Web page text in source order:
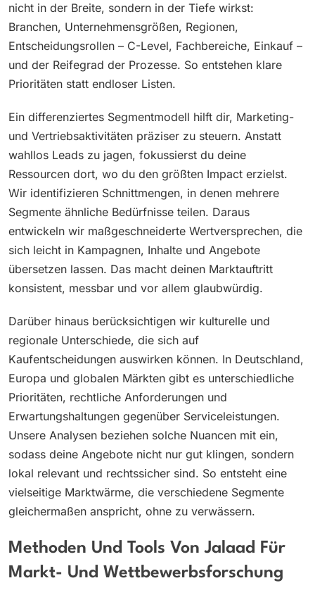
nicht in der Breite, sondern in der Tiefe wirkst:
Branchen, Unternehmensgrößen, Regionen,
Entscheidungsrollen – C-Level, Fachbereiche, Einkauf –
und der Reifegrad der Prozesse. So entstehen klare
Prioritäten statt endloser Listen.
Ein differenziertes Segmentmodell hilft dir, Marketing-
und Vertriebsaktivitäten präziser zu steuern. Anstatt
wahllos Leads zu jagen, fokussierst du deine
Ressourcen dort, wo du den größten Impact erzielst.
Wir identifizieren Schnittmengen, in denen mehrere
Segmente ähnliche Bedürfnisse teilen. Daraus
entwickeln wir maßgeschneiderte Wertversprechen, die
sich leicht in Kampagnen, Inhalte und Angebote
übersetzen lassen. Das macht deinen Marktauftritt
konsistent, messbar und vor allem glaubwürdig.
Darüber hinaus berücksichtigen wir kulturelle und
regionale Unterschiede, die sich auf
Kaufentscheidungen auswirken können. In Deutschland,
Europa und globalen Märkten gibt es unterschiedliche
Prioritäten, rechtliche Anforderungen und
Erwartungshaltungen gegenüber Serviceleistungen.
Unsere Analysen beziehen solche Nuancen mit ein,
sodass deine Angebote nicht nur gut klingen, sondern
lokal relevant und rechtssicher sind. So entsteht eine
vielseitige Marktwärme, die verschiedene Segmente
gleichermaßen anspricht, ohne zu verwässern.
Methoden Und Tools Von Jalaad Für
Markt- Und Wettbewerbsforschung